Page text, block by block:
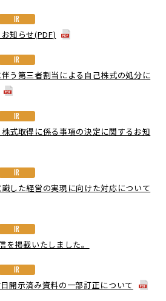
IR
知らせ(PDF)
IR
う第三者割当による自己株式の処分に
IR
式取得に係る事項の決定に関するお知
IR
した経営の実現に向けた対応について
IR
を掲載いたしました。
IR
開示済み資料の一部訂正について